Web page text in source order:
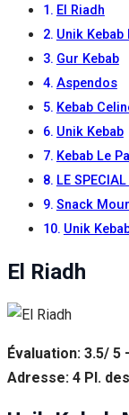
El Riadh
Unik
Gur Kebab
Aspendos
Kebab
Unik Kebab
Kebab Le
LE
Snack
Unik
El Riadh
Évaluation: 3.5/ 5
Adresse: 4 Pl.